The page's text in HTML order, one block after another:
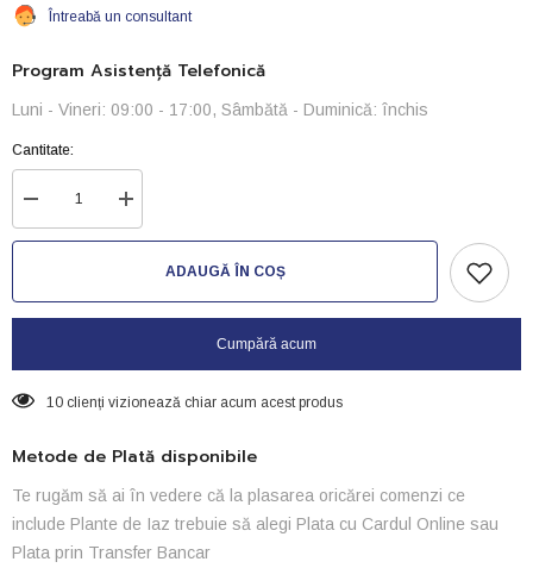
Întreabă un consultant
Program Asistență Telefonică
Luni - Vineri: 09:00 - 17:00, Sâmbătă - Duminică: închis
Cantitate:
Reduceți
cantitatea
pentru
Creșteți
cantitatea
pentru
Oidimol-ADAUGĂ ÎN COȘ
Cumpără acum
10 clienți vizionează chiar acum acest produs
Metode de Plată disponibile
Te rugăm să ai în vedere că la plasarea oricărei comenzi ce
include Plante de Iaz trebuie să alegi Plata cu Cardul Online sau
Plata prin Transfer Bancar